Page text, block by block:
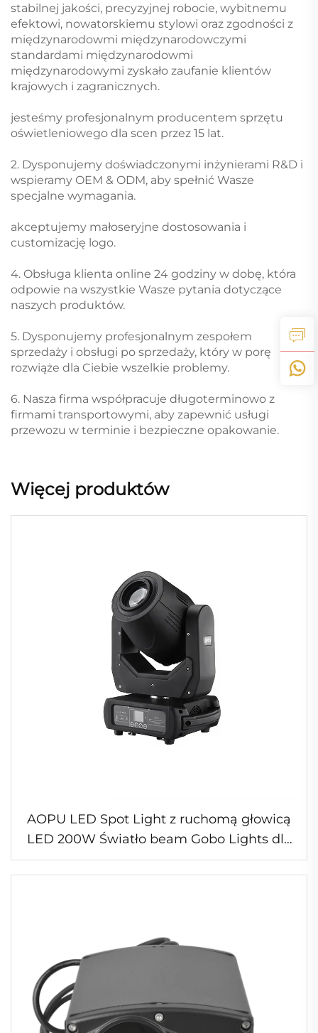
stabilnej jakości, precyzyjnej robocie, wybitnemu
efektowi, nowatorskiemu stylowi oraz zgodności z
międzynarodowmi międzynarodowczymi
standardami międzynarodowmi
międzynarodowymi zyskało zaufanie klientów
krajowych i zagranicznych.
jesteśmy profesjonalnym producentem sprzętu
oświetleniowego dla scen przez 15 lat.
2. Dysponujemy doświadczonymi inżynierami R&D i
wspieramy OEM & ODM, aby spełnić Wasze
specjalne wymagania.
akceptujemy małoseryjne dostosowania i
customizację logo.
4. Obsługa klienta online 24 godziny w dobę, która
odpowie na wszystkie Wasze pytania dotyczące
naszych produktów.
5. Dysponujemy profesjonalnym zespołem
sprzedaży i obsługi po sprzedaży, który w porę
rozwiąże dla Ciebie wszelkie problemy.
6. Nasza firma współpracuje długoterminowo z
firmami transportowymi, aby zapewnić usługi
przewozu w terminie i bezpieczne opakowanie.
Więcej produktów
AOPU LED Spot Light z ruchomą głowicą
LED 200W Światło beam Gobo Lights dla
DJ-ów, dyskotek